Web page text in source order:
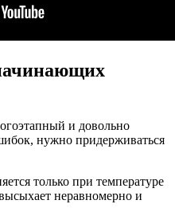
и довольно
нужно придерживаться
только при температуре
неравномерно и